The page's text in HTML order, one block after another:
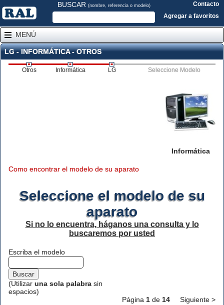
BUSCAR (nombre, referencia o modelo)
Contacto
Agregar a favoritos
MENÚ
LG - INFORMÁTICA - OTROS
Otros Informática LG Seleccione Modelo
Informática
Como encontrar el modelo de su aparato
Seleccione el modelo de su
aparato
Si no lo encuentra, háganos una consulta y lo
buscaremos por usted
Escriba el modelo
(Utilizar una sola palabra sin
espacios)
Página 1 de 14 Siguiente >